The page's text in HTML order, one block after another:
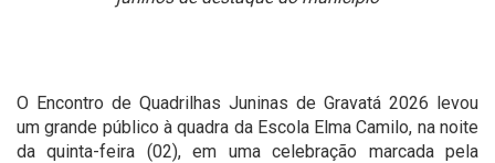
O Encontro de Quadrilhas Juninas de Gravatá 2026 levou
um grande público à quadra da Escola Elma Camilo, na noite
da quinta-feira (02), em uma celebração marcada pela